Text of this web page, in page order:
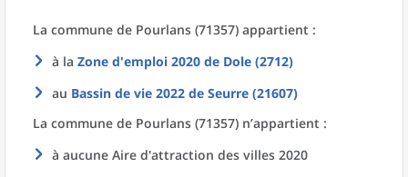
La commune de Pourlans (71357) appartient :
à la Zone d'emploi 2020 de Dole (2712)
au Bassin de vie 2022 de Seurre (21607)
La commune de Pourlans (71357) n’appartient :
à aucune Aire d'attraction des villes 2020